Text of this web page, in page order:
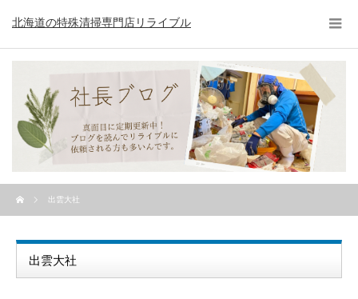
北海道の特殊清掃専門店リライブル
出雲大社
出雲大社